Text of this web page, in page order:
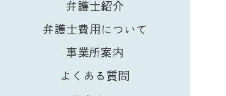
弁護士紹介
弁護士費用について
事業所案内
よくある質問